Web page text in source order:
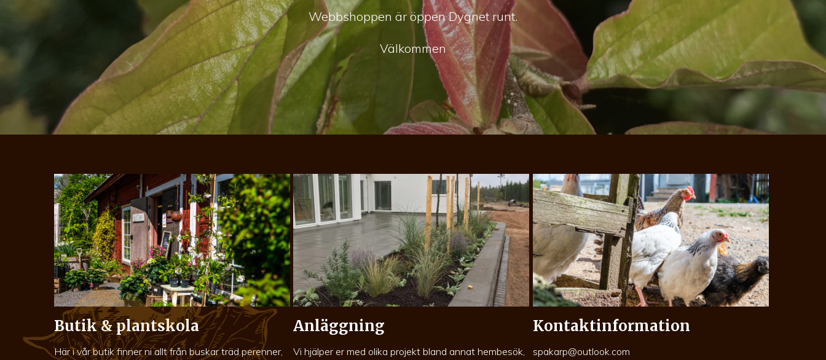
Webbshoppen är öppen Dygnet runt.
Välkommen
Butik & plantskola
Här i vår butik finner ni allt från buskar träd perenner,
Anläggning
Vi hjälper er med olika projekt bland annat hembesök,
Kontaktinformation
spakarp@outlook.com